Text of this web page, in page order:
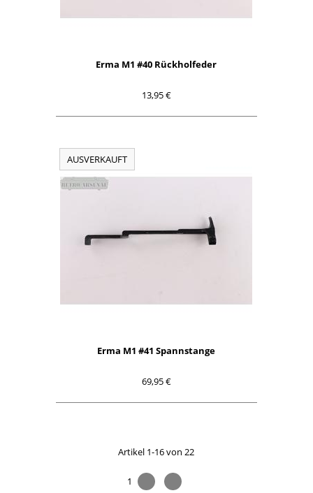
Erma M1 #40 Rückholfeder
13,95 €
AUSVERKAUFT
Erma M1 #41 Spannstange
69,95 €
Artikel 1-16 von 22
1